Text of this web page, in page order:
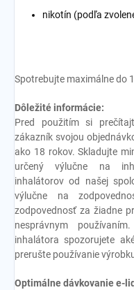
nikotín (podľa
Spotrebujte maximálne do
Dôležité informácie:
Pred použitím si
zákazník svojou
ako 18 rokov. Skladujte
určený výlučne na
inhalátorov od našej
výlučne na
zodpovednosť za žiadne
nesprávnym
inhalátora spozorujete
prerušte používanie
Optimálne dávkovanie e-